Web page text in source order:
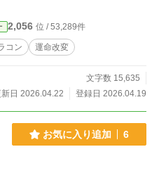
！
2,056 位 / 53,289件
コン 運命改変
文字数 15,635
日 2026.04.22
登録日 2026.04.19
お気に入り追加 6